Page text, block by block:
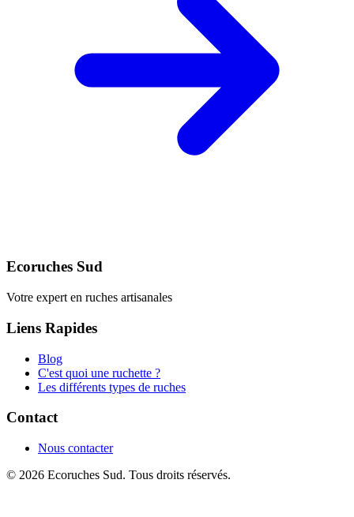
Ecoruches Sud
Votre expert en ruches artisanales
Liens Rapides
Blog
C'est quoi une ruchette ?
Les différents types de ruches
Contact
Nous contacter
© 2026 Ecoruches Sud. Tous droits réservés.